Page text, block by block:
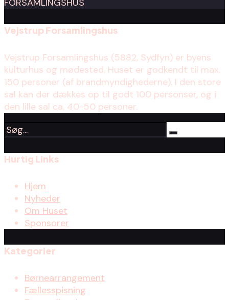
Vejstrup Forsamlingshus
Vejstrup Forsamlingshus (5882, Sydfyn) er byens
kulturhus og mødested. Huset er godkendt til max.
150 personer (af brandmyndighederne). I den store
sal kan der dækkes op til godt 100 personser, og i
den lille sal ca. 40-50 personer.
Hurtig Links
Hjem
Nyheder
Om Huset
Sponsorer
Kategorier
Børnearrangement
Fællesspisning